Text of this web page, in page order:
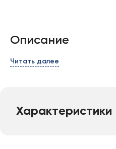
Описание
Читать далее
Характеристики